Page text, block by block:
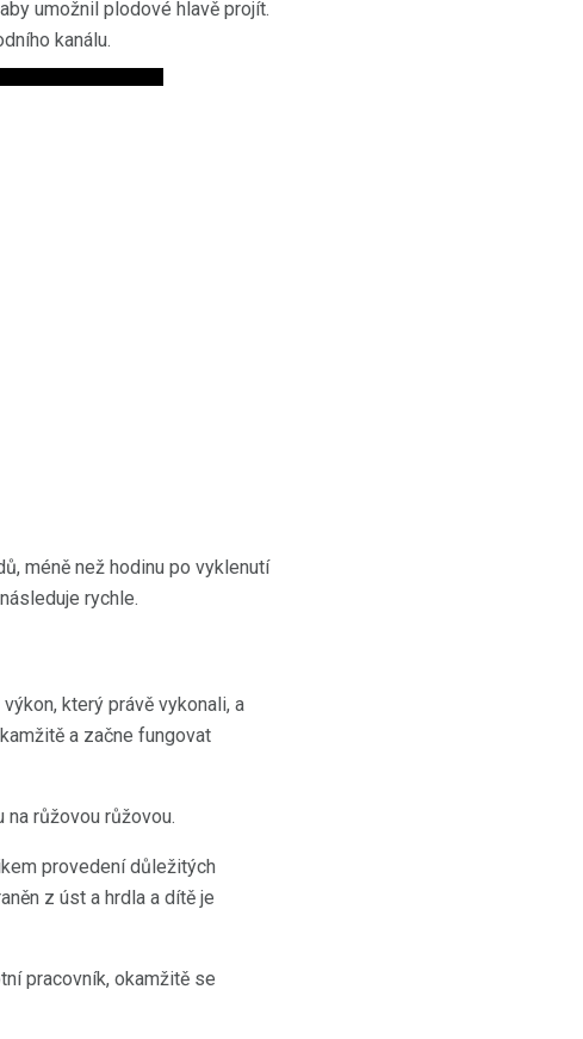
umožnil plodové hlavě projít.
kanálu.
méně než hodinu po vyklenutí
rychle.
který právě vykonali, a
a začne fungovat
růžovou růžovou.
provedení důležitých
z úst a hrdla a dítě je
pracovník, okamžitě se